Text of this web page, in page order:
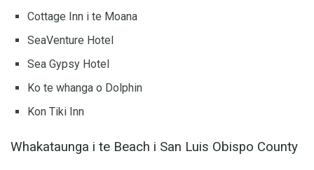
Cottage Inn i te Moana
SeaVenture Hotel
Sea Gypsy Hotel
Ko te whanga o Dolphin
Kon Tiki Inn
Whakataunga i te Beach i San Luis Obispo County